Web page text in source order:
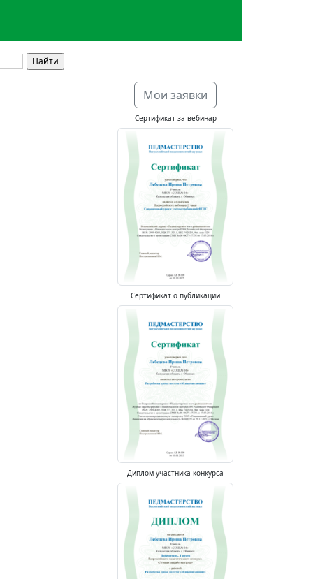
Мои заявки
Сертификат за вебинар
Сертификат о публикации
Диплом участника конкурса